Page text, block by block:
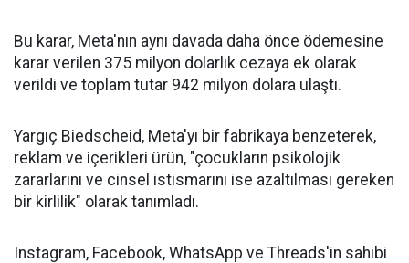
Bu karar, Meta'nın aynı davada daha önce ödemesine
karar verilen 375 milyon dolarlık cezaya ek olarak
verildi ve toplam tutar 942 milyon dolara ulaştı.
Yargıç Biedscheid, Meta'yı bir fabrikaya benzeterek,
reklam ve içerikleri ürün, "çocukların psikolojik
zararlarını ve cinsel istismarını ise azaltılması gereken
bir kirlilik" olarak tanımladı.
Instagram, Facebook, WhatsApp ve Threads'in sahibi